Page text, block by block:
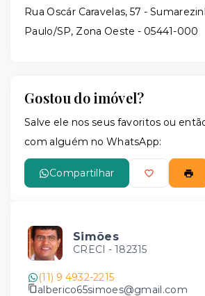
Rua Oscár Caravelas, 57 -
Paulo/SP, Zona Oeste - 05441-000
Gostou do imóvel?
Salve ele nos seus favoritos ou
com alguém no WhatsApp:
Compartilhar
Simões
CRECI - 182315
(11) 9 4932-2215
alberico65simoes@gmail.com